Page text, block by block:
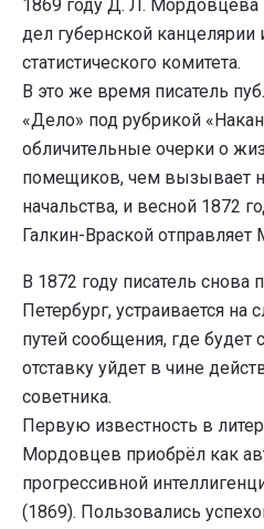
1869 году Д. Л. Мордовцева
дел губернской канцелярии
статистического комитета.
В это же время писатель
«Дело» под рубрикой
обличительные очерки о
помещиков, чем вызывает
начальства, и весной 1872
Галкин-Враской
В 1872 году писатель снова
Петербург, устраивается на
путей сообщения, где будет
отставку уйдет в чине
советника.
Первую известность в
Мордовцев приобрёл как
прогрессивной
(1869). Пользовались